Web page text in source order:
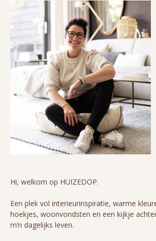
Hi, welkom op HUIZEDOP.
Een plek vol interieurinspiratie, warme
hoekjes, woonvondsten en een kijkje
m’n dagelijks leven.